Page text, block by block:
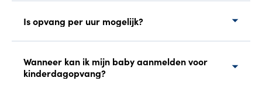
Is opvang per uur mogelijk?
Wanneer kan ik mijn baby aanmelden voor
kinderdagopvang?